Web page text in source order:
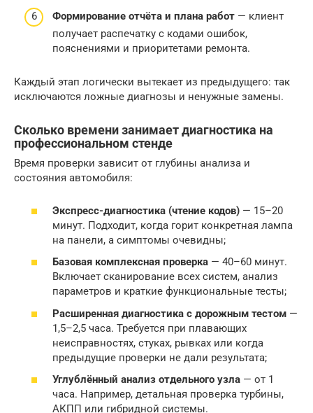
Формирование отчёта и плана работ — клиент
получает распечатку с кодами ошибок,
пояснениями и приоритетами ремонта.
Каждый этап логически вытекает из предыдущего: так
исключаются ложные диагнозы и ненужные замены.
Сколько времени занимает диагностика на
профессиональном стенде
Время проверки зависит от глубины анализа и
состояния автомобиля:
Экспресс-диагностика (чтение кодов) — 15–20
минут. Подходит, когда горит конкретная лампа
на панели, а симптомы очевидны;
Базовая комплексная проверка — 40–60 минут.
Включает сканирование всех систем, анализ
параметров и краткие функциональные тесты;
Расширенная диагностика с дорожным тестом —
1,5–2,5 часа. Требуется при плавающих
неисправностях, стуках, рывках или когда
предыдущие проверки не дали результата;
Углублённый анализ отдельного узла — от 1
часа. Например, детальная проверка турбины,
АКПП или гибридной системы.